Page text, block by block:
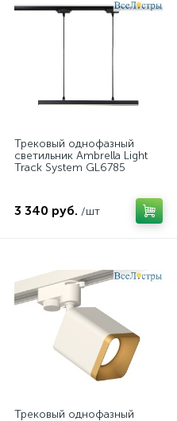
Трековый однофазный
светильник Ambrella Light
Track System GL6785
3 340 руб. /шт
Трековый однофазный